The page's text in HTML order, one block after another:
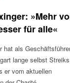
»Mehr
für alle«
hat als
lange selbst Streiks
er vom aktuellen